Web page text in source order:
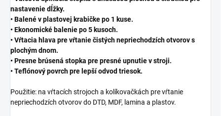
nastavenie dĺžky.
• Balené v plastovej krabičke po 1 kuse.
• Ekonomické balenie po 5 kusoch.
• Vŕtacia hlava pre vŕtanie čistých nepriechodzích otvorov s
plochým dnom.
• Presne brúsená stopka pre presné upnutie v stroji.
• Teflónový povrch pre lepší odvod triesok.
Použitie: na vŕtacích strojoch a kolíkovačkách pre vŕtanie
nepriechodzích otvorov do DTD, MDF, lamina a plastov.